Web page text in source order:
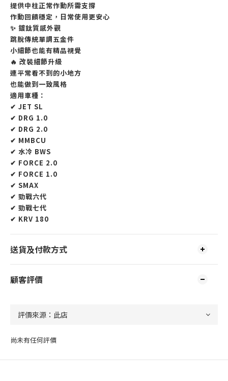
提供中柱正常作動所需支撐
作動回饋穩定，日常使用更安心
✨ 鍍鈦質感外觀
跳脫傳統單調五金件
小細節也能有精品視覺
🔥 改裝細節升級
連平常看不到的小地方
也能做到一致風格
適用車種：
✔ JET SL
✔ DRG 1.0
✔ DRG 2.0
✔ MMBCU
✔ 水冷 BWS
✔ FORCE 2.0
✔ FORCE 1.0
✔ SMAX
✔ 勁戰六代
✔ 勁戰七代
✔ KRV 180
送貨及付款方式
顧客評價
尚未有任何評價